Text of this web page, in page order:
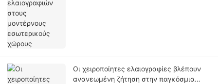
Οι χειροποίητες ελαιογραφίες βλέπουν
ανανεωμένη ζήτηση στην παγκόσμια